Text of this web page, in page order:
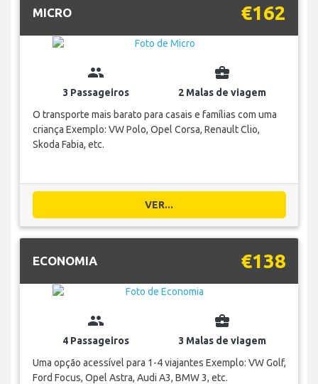
MICRO €162
group
3 Passageiros
business_center
2 Malas de viagem
O transporte mais barato para casais e famílias com uma
criança Exemplo: VW Polo, Opel Corsa, Renault Clio,
Skoda Fabia, etc.
VER...
ECONOMIA €138
group
4 Passageiros
business_center
3 Malas de viagem
Uma opção acessível para 1-4 viajantes Exemplo: VW Golf,
Ford Focus, Opel Astra, Audi A3, BMW 3, etc.